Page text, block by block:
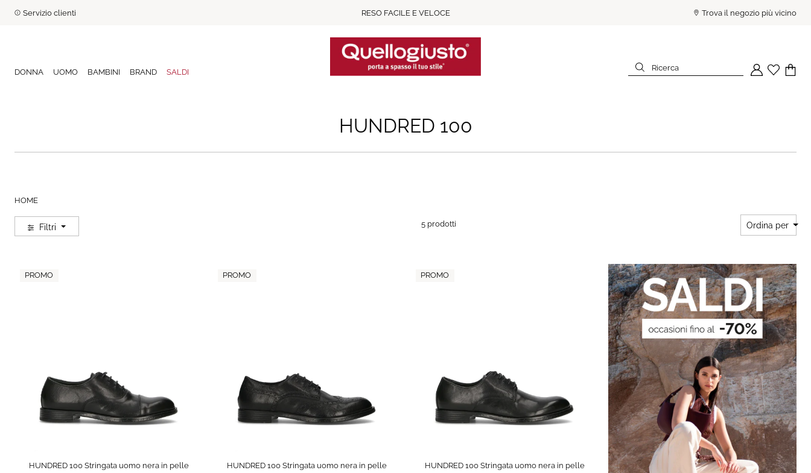
Servizio clienti RESO FACILE E VELOCE PAGA IN 3 RATE SENZA
Trova il negozio più vicino
DONNA UOMO BAMBINI BRAND SALDI
Ricerca
Il tuo account
Wishlist
Il tuo
HUNDRED 100
HOME
Filtri 5 prodotti Ordina per
PROMO
HUNDRED 100 Stringata uomo nera in pelle
PROMO
HUNDRED 100 Stringata uomo nera in pelle
PROMO
HUNDRED 100 Stringata uomo nera in pelle